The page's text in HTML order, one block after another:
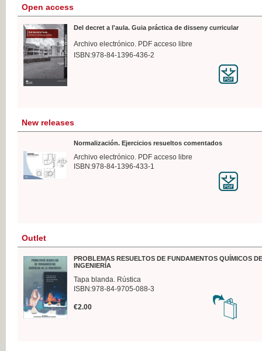
Open access
Del decret a l'aula. Guia práctica de disseny curricular
Archivo electrónico. PDF acceso libre
ISBN:978-84-1396-436-2
New releases
Normalización. Ejercicios resueltos comentados
Archivo electrónico. PDF acceso libre
ISBN:978-84-1396-433-1
Outlet
PROBLEMAS RESUELTOS DE FUNDAMENTOS QUÍMICOS
INGENIERÍA
Tapa blanda. Rústica
ISBN:978-84-9705-088-3
€2.00